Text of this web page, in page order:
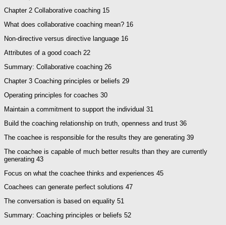
Chapter 2 Collaborative coaching 15
What does collaborative coaching mean? 16
Non-directive versus directive language 16
Attributes of a good coach 22
Summary: Collaborative coaching 26
Chapter 3 Coaching principles or beliefs 29
Operating principles for coaches 30
Maintain a commitment to support the individual 31
Build the coaching relationship on truth, openness and trust 36
The coachee is responsible for the results they are generating 39
The coachee is capable of much better results than they are currently
generating 43
Focus on what the coachee thinks and experiences 45
Coachees can generate perfect solutions 47
The conversation is based on equality 51
Summary: Coaching principles or beliefs 52